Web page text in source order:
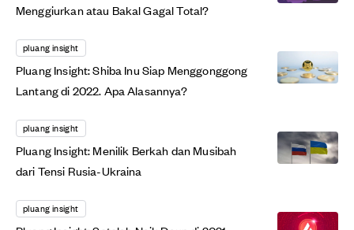
Menggiurkan atau Bakal Gagal Total?
pluang insight
Pluang Insight: Shiba Inu Siap Menggonggong
Lantang di 2022. Apa Alasannya?
pluang insight
Pluang Insight: Menilik Berkah dan Musibah
dari Tensi Rusia-Ukraina
pluang insight